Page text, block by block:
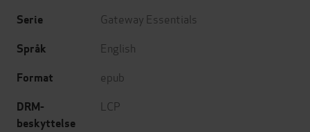
Serie Gateway Essentials
Språk English
Format epub
DRM-
beskyttelse
LCP